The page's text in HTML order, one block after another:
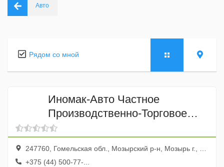
Авто
Рядом со мной
Иномак-Авто Частное
Производственно-Торговое
Унитарное предприятие
247760, Гомельская обл., Мозырский р-н, Мозырь г., ул. Притыцкого, 41
+375 (44) 500-77-...